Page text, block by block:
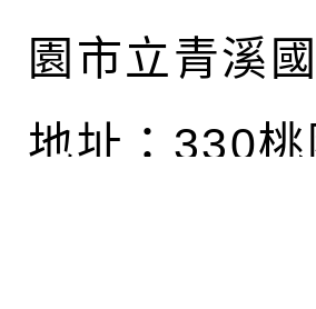
園市立青溪
地址： 330